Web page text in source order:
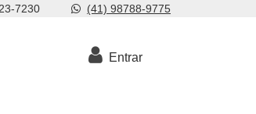
7230 (41) 98788-9775
Entrar